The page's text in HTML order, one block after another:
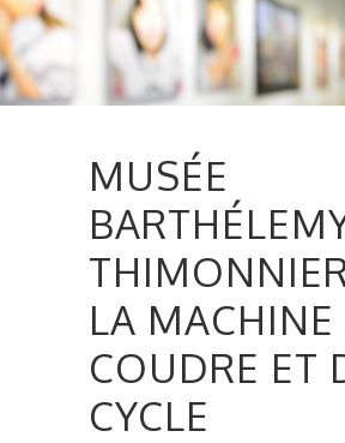
MUSÉE
LA MACHINE
COUDRE ET
CYCLE